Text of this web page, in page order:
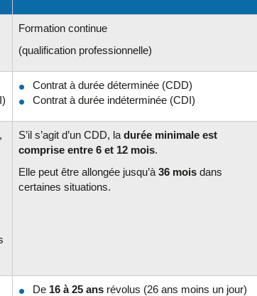
Formation continue
(qualification professionnelle)
Contrat à durée déterminée (CDD)
Contrat à durée indéterminée (CDI)
S’il s’agit d’un CDD, la durée minimale est
comprise entre 6 et 12 mois.
Elle peut être allongée jusqu’à 36 mois dans
certaines situations.
De 16 à 25 ans révolus (26 ans moins un jour)